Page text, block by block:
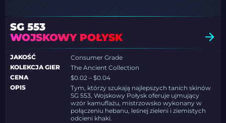
SG 553
WOJSKOWY POŁYSK
JAKOŚĆ
Consumer Grade
KOLEKCJA GIER
The Ancient Collection
CENA
$0.02 – $0.04
OPIS
Tym, którzy szukają najlepszych tanich skinów
SG 553, Wojskowy Połysk oferuje ujmujący
wzór kamuflażu, mistrzowsko wykonany w
połączeniu hebanu, leśnej zieleni i ziemistych
odcieni khaki.